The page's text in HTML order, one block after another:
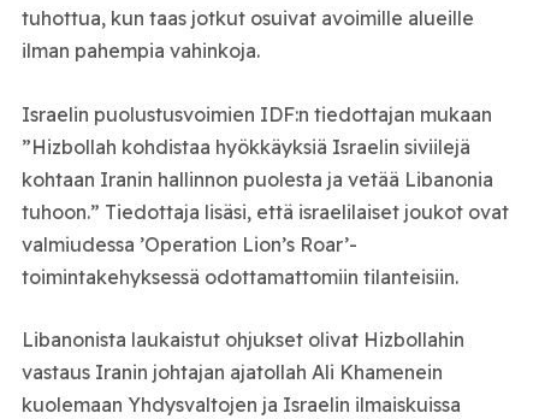
tuhottua, kun taas jotkut osuivat avoimille alueille
ilman pahempia vahinkoja.
Israelin puolustusvoimien IDF:n tiedottajan mukaan
”Hizbollah kohdistaa hyökkäyksiä Israelin siviilejä
kohtaan Iranin hallinnon puolesta ja vetää Libanonia
tuhoon.” Tiedottaja lisäsi, että israelilaiset joukot ovat
valmiudessa ’Operation Lion’s Roar’-
toimintakehyksessä odottamattomiin tilanteisiin.
Libanonista laukaistut ohjukset olivat Hizbollahin
vastaus Iranin johtajan ajatollah Ali Khamenein
kuolemaan Yhdysvaltojen ja Israelin ilmaiskuissa